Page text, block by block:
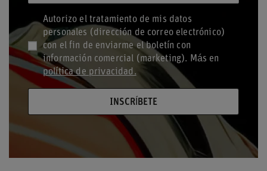
Autorizo el tratamiento de mis datos
personales (dirección de correo electrónico)
con el fin de enviarme el boletín con
información comercial (marketing). Más en
política de privacidad.
INSCRÍBETE